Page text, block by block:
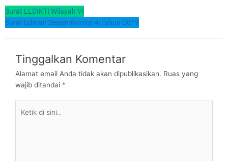
Surat LLDIKTI Wilayah VI
Surat Edaran Sesjen-Nomor-4-Tahun-2019
Tinggalkan Komentar
Alamat email Anda tidak akan dipublikasikan. Ruas yang
wajib ditandai *